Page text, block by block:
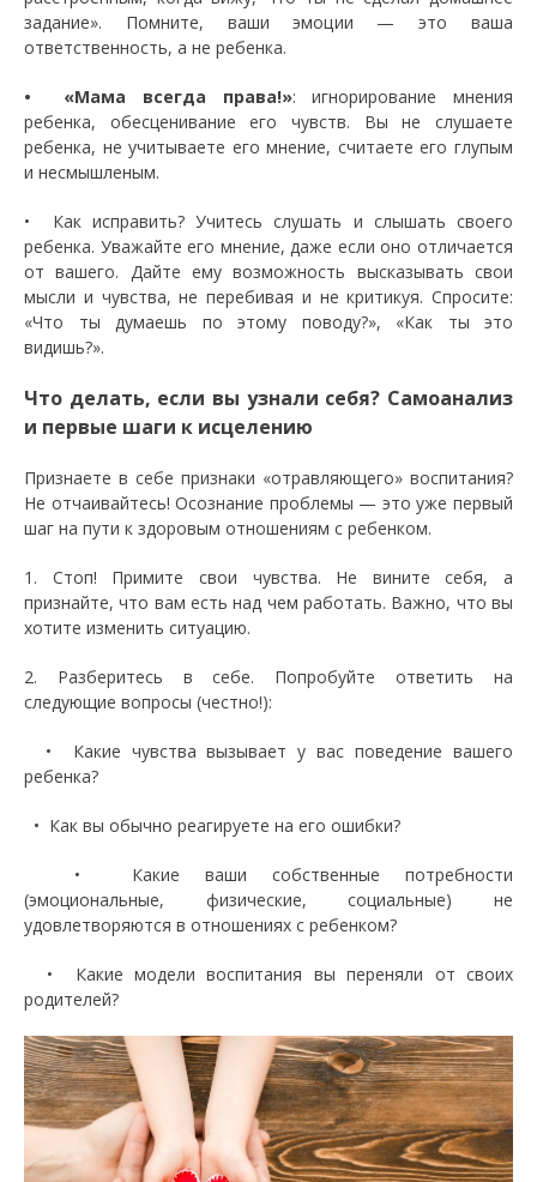
задание». Помните, ваши эмоции — это ваша
ответственность, а не ребенка.
• «Мама всегда права!»: игнорирование мнения
ребенка, обесценивание его чувств. Вы не слушаете
ребенка, не учитываете его мнение, считаете его глупым
и несмышленым.
• Как исправить? Учитесь слушать и слышать своего
ребенка. Уважайте его мнение, даже если оно отличается
от вашего. Дайте ему возможность высказывать свои
мысли и чувства, не перебивая и не критикуя. Спросите:
«Что ты думаешь по этому поводу?», «Как ты это
видишь?».
Что делать, если вы узнали себя? Самоанализ
и первые шаги к исцелению
Признаете в себе признаки «отравляющего» воспитания?
Не отчаивайтесь! Осознание проблемы — это уже первый
шаг на пути к здоровым отношениям с ребенком.
1. Стоп! Примите свои чувства. Не вините себя, а
признайте, что вам есть над чем работать. Важно, что вы
хотите изменить ситуацию.
2. Разберитесь в себе. Попробуйте ответить на
следующие вопросы (честно!):
• Какие чувства вызывает у вас поведение вашего
ребенка?
• Как вы обычно реагируете на его ошибки?
• Какие ваши собственные потребности
(эмоциональные, физические, социальные) не
удовлетворяются в отношениях с ребенком?
• Какие модели воспитания вы переняли от своих
родителей?